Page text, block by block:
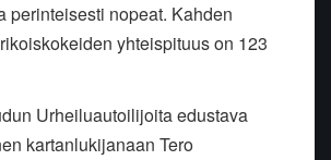
perinteisesti nopeat. Kahden
yhteispituus on 123
Urheiluautoilijoita edustava
kartanlukijanaan Tero